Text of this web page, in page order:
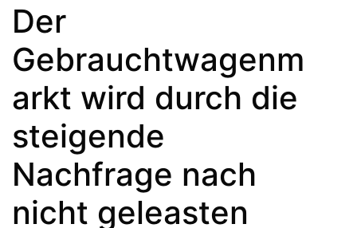
Der
Gebrauchtwagenm
arkt wird durch die
steigende
Nachfrage nach
nicht geleasten